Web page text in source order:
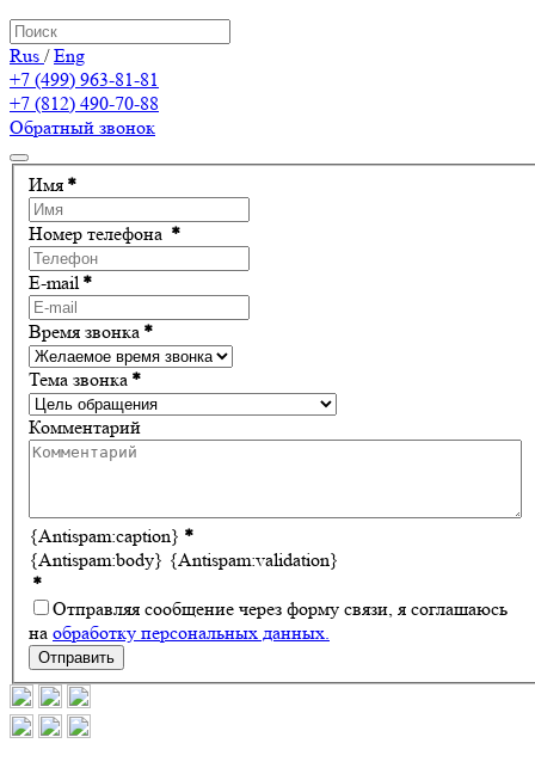
Rus /Eng
+7 (499) 963-81-81
+7 (812) 490-70-88
Обратный звонок
Имя *
Номер телефона *
E-mail *
Время звонка *
Тема звонка *
Комментарий
{Antispam:caption} *
{Antispam:body} {Antispam:validation}
*
Отправляя сообщение через форму связи, я соглашаюсь
на обработку персональных данных.
Отправить